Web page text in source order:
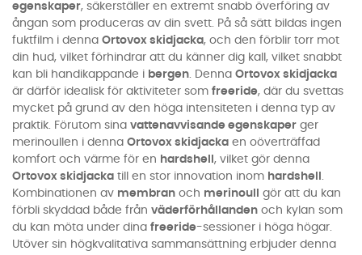
egenskaper, säkerställer en extremt snabb överföring av
ångan som produceras av din svett. På så sätt bildas ingen
fuktfilm i denna Ortovox skidjacka, och den förblir torr mot
din hud, vilket förhindrar att du känner dig kall, vilket snabbt
kan bli handikappande i bergen. Denna Ortovox skidjacka
är därför idealisk för aktiviteter som freeride, där du svettas
mycket på grund av den höga intensiteten i denna typ av
praktik. Förutom sina vattenavvisande egenskaper ger
merinoullen i denna Ortovox skidjacka en oöverträffad
komfort och värme för en hardshell , vilket gör denna
Ortovox skidjacka till en stor innovation inom hardshell .
Kombinationen av membran och merinoull
gör att du kan
förbli skyddad både från väderförhållanden och kylan som
du kan möta under dina freeride-sessioner i höga högar.
Utöver sin högkvalitativa sammansättning erbjuder denna